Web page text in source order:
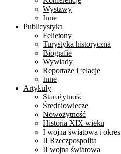
Wystawy
Inne
Publicystyka
Felietony
Turystyka historyczna
Biografie
Wywiady
Reportaże i relacje
Inne
Artykuły
Starożytność
Średniowiecze
Nowożytność
Historia XIX wieku
I wojna światowa i
II Rzeczpospolita
II wojna światowa